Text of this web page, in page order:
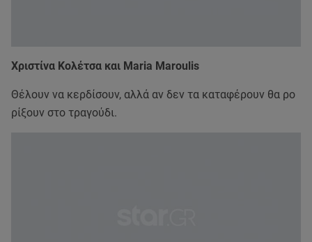
Χριστίνα Κολέτσα και Maria Maroulis
Θέλουν να κερδίσουν, αλλά αν δεν τα καταφέρουν θα ρο
ρίξουν στο τραγούδι.